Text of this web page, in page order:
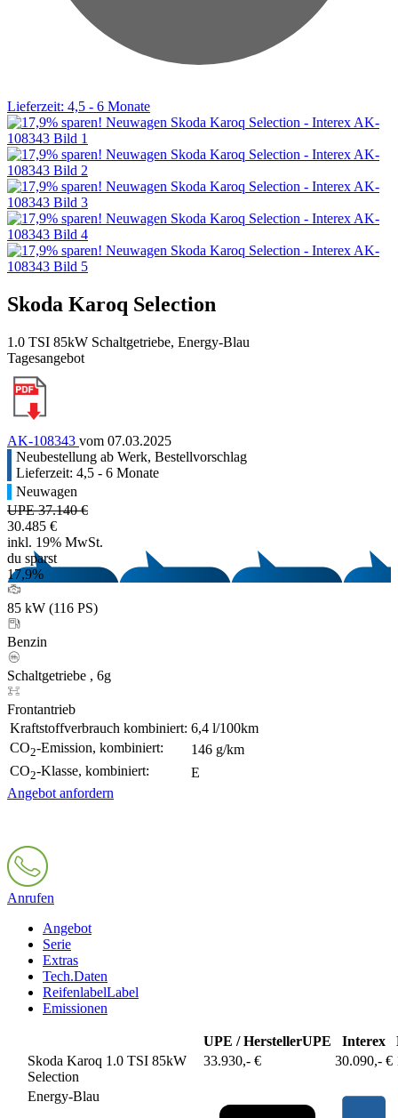
Lieferzeit: 4,5 - 6 Monate
Skoda Karoq Selection
1.0 TSI 85kW Schaltgetriebe, Energy-Blau
Tagesangebot
AK-108343 vom 07.03.2025
Neubestellung ab Werk, Bestellvorschlag
Lieferzeit: 4,5 - 6 Monate
Neuwagen
UPE 37.140 €
30.485 €
inkl. 19% MwSt.
du sparst
17,9%
85 kW (116 PS)
Benzin
Schaltgetriebe , 6g
Frontantrieb
Kraftstoffverbrauch kombiniert: 6,4 l/100km
CO2-Emission, kombiniert:
146 g/km
CO2-Klasse, kombiniert:
E
Angebot anfordern
Anrufen
Angebot
Serie
Extras
Tech.Daten
ReifenlabelLabel
Emissionen
UPE / HerstellerUPE Interex
Skoda Karoq 1.0 TSI 85kW
Selection
33.930,- € 30.090,- €
Energy-Blau